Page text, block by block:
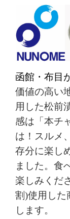
函館・布目
価値の高い
用した松前
感は「本チ
は！スルメ
存分に楽し
ました。食
楽しみくだ
割)使用した
します。